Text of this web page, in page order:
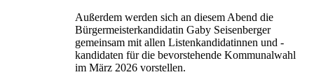
Außerdem werden sich an diesem Abend die
Bürgermeisterkandidatin Gaby Seisenberger
gemeinsam mit allen Listenkandidatinnen und -
kandidaten für die bevorstehende Kommunalwahl
im März 2026 vorstellen.